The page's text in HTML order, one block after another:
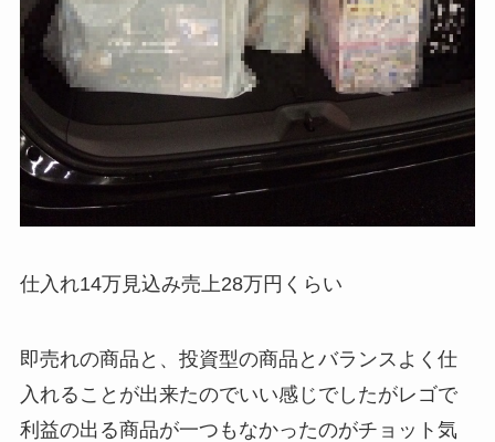
仕入れ14万見込み売上28万円くらい
即売れの商品と、投資型の商品とバランスよく仕
入れることが出来たのでいい感じでしたがレゴで
利益の出る商品が一つもなかったのがチョット気